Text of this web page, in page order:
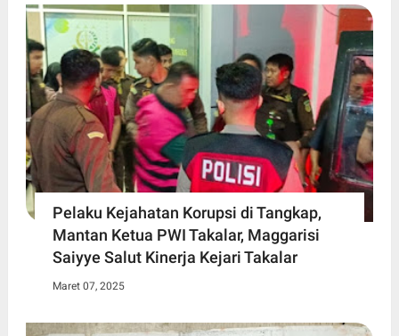
Pelaku Kejahatan Korupsi di Tangkap,
Mantan Ketua PWI Takalar, Maggarisi
Saiyye Salut Kinerja Kejari Takalar
Maret 07, 2025